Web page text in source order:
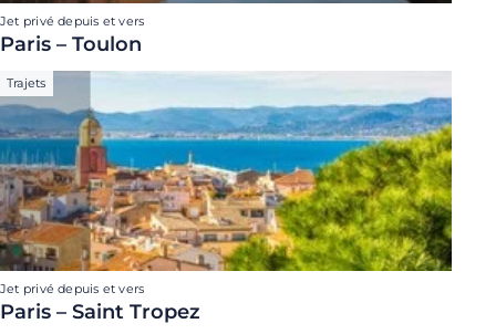
Jet privé depuis et vers
Paris – Toulon
Trajets
Jet privé depuis et vers
Paris – Saint Tropez